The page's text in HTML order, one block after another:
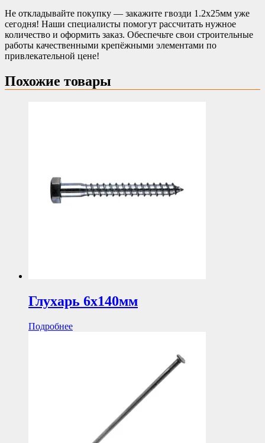
Не откладывайте покупку — закажите гвозди 1.2х25мм уже
сегодня! Наши специалисты помогут рассчитать нужное
количество и оформить заказ. Обеспечьте свои строительные
работы качественными крепёжными элементами по
привлекательной цене!
Похожие товары
Глухарь 6х140мм
Подробнее